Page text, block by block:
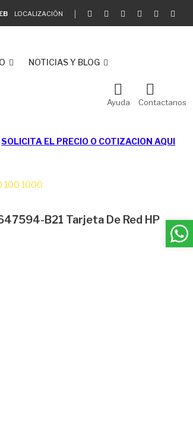
LOCALIZACIÓN
NOTICIAS Y BLOG
Ayuda Contactanos
SOLICITA EL PRECIO O COTIZACION AQUI
100 1000
B21 Tarjeta De Red HP